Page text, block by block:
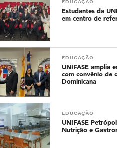
EDUCAÇÃO
Estudantes da
em centro de
EDUCAÇÃO
UNIFASE amplia
com convênio de
Dominicana
EDUCAÇÃO
UNIFASE
Nutrição e